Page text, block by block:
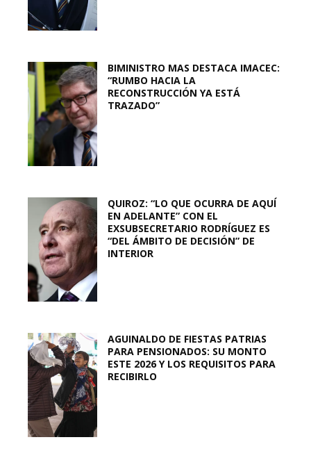
BIMINISTRO MAS DESTACA IMACEC:
“RUMBO HACIA LA
RECONSTRUCCIÓN YA ESTÁ
TRAZADO”
QUIROZ: “LO QUE OCURRA DE AQUÍ
EN ADELANTE” CON EL
EXSUBSECRETARIO RODRÍGUEZ ES
“DEL ÁMBITO DE DECISIÓN” DE
INTERIOR
AGUINALDO DE FIESTAS PATRIAS
PARA PENSIONADOS: SU MONTO
ESTE 2026 Y LOS REQUISITOS PARA
RECIBIRLO